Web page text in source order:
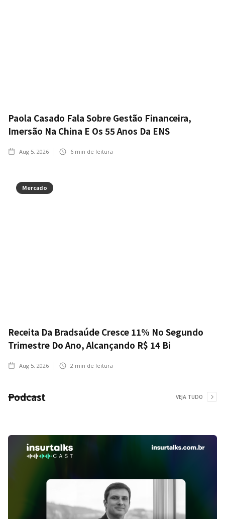
Paola Casado Fala Sobre Gestão Financeira,
Imersão Na China E Os 55 Anos Da ENS
Aug 5, 2026 6 min de leitura
Mercado
Receita Da Bradsaúde Cresce 11% No Segundo
Trimestre Do Ano, Alcançando R$ 14 Bi
Aug 5, 2026 2 min de leitura
Podcast VEJA TUDO